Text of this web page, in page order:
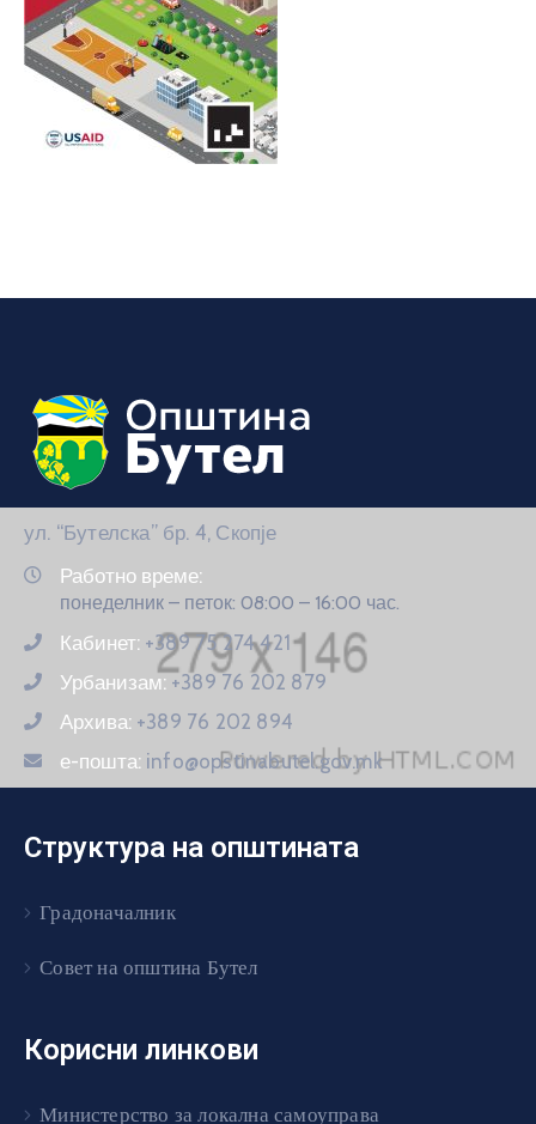
ул. “Бутелска” бр. 4, Скопје
Работно време:
понеделник – петок: 08:00 – 16:00 час.
Кабинет: +389 75 274 421
Урбанизам: +389 76 202 879
Архива: +389 76 202 894
е-пошта: info@opstinabutel.gov.mk
Структура на општината
Градоначалник
Совет на општина Бутел
Корисни линкови
Министерство за локална самоуправа